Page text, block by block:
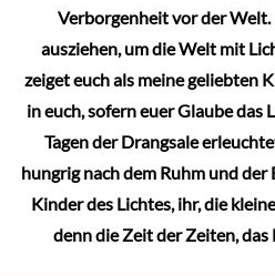
Verborgenheit vor der Welt.
ausziehen, um die Welt mit
zeiget euch als meine geliebten
in euch, sofern euer Glaube das
Tagen der Drangsale
hungrig nach dem Ruhm und
Kinder des Lichtes, ihr, die
denn die Zeit der Zeiten, das